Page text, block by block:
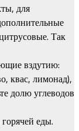
для
Так
вздутию:
квас, лимонад),
долю углеводов
еды.